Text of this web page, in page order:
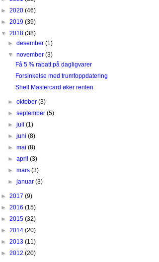
► 2020 (46)
► 2019 (39)
▼ 2018 (38)
►desember(1)
▼november(3)
Få 5 % rabatt på dagligvarer
Forsinkelse med trumfoppdatering
Shell Mastercard øker renten
►oktober(3)
►september(5)
►juli(1)
►juni(8)
►mai(8)
►april(3)
►mars(3)
►januar(3)
► 2017 (9)
► 2016 (15)
► 2015 (32)
► 2014 (20)
► 2013 (11)
► 2012 (20)